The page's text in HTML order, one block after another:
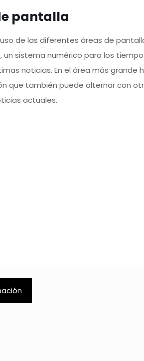
pantalla
de las diferentes áreas de
un sistema numérico para los
noticias. En el área más grande
que también puede alternar con
actuales.